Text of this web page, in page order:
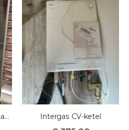
Buiten deur hardhout (massief) Intergas CV-ketel